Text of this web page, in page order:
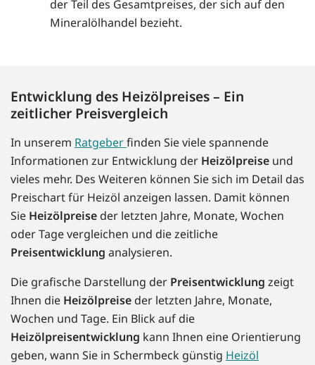
der Teil des Gesamtpreises, der sich auf den
Mineralölhandel bezieht.
Entwicklung des Heizölpreises – Ein
zeitlicher Preisvergleich
In unserem Ratgeberfinden Sie viele spannende
Informationen zur Entwicklung der Heizölpreise und
vieles mehr. Des Weiteren können Sie sich im Detail das
Preischart für Heizöl anzeigen lassen. Damit können
Sie Heizölpreise der letzten Jahre, Monate, Wochen
oder Tage vergleichen und die zeitliche
Preisentwicklung analysieren.
Die grafische Darstellung der Preisentwicklung zeigt
Ihnen die Heizölpreise der letzten Jahre, Monate,
Wochen und Tage. Ein Blick auf die
Heizölpreisentwicklung kann Ihnen eine Orientierung
geben, wann Sie in Schermbeck günstig Heizöl